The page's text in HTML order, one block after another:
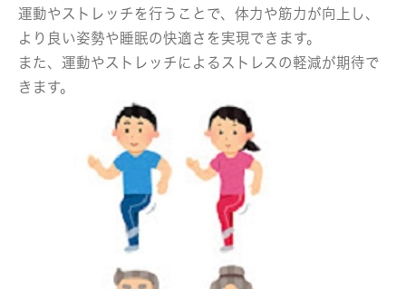
運動やストレッチを行うことで、体力や筋力が向上し、
より良い姿勢や睡眠の快適さを実現できます。
また、運動やストレッチによるストレスの軽減が期待で
きます。